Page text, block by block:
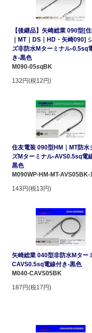
【後継品】矢崎総業 090型[
｜MT｜DS｜HD・矢崎090]
ズ非防水Mターミナル-0.5sq
き-黒色
M090-05sqBK
132円(税12円)
住友電装 090型HM｜MT防水
ズMターミナル-AVS0.5sq電
黒色
M090WP-HM-MT-AVS05BK-
143円(税13円)
矢崎総業 040型非防水Mター
CAVS0.5sq電線付き-黒色
M040-CAVS05BK
187円(税17円)